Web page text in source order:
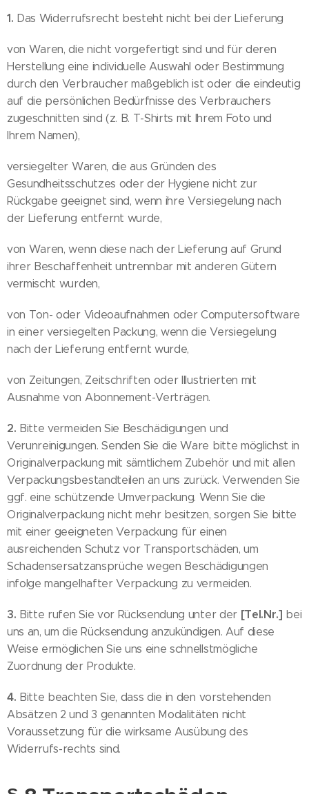
1. Das Widerrufsrecht besteht nicht bei der Lieferung
von Waren, die nicht vorgefertigt sind und für deren
Herstellung eine individuelle Auswahl oder Bestimmung
durch den Verbraucher maßgeblich ist oder die eindeutig
auf die persönlichen Bedürfnisse des Verbrauchers
zugeschnitten sind (z. B. T-Shirts mit Ihrem Foto und
Ihrem Namen),
versiegelter Waren, die aus Gründen des
Gesundheitsschutzes oder der Hygiene nicht zur
Rückgabe geeignet sind, wenn ihre Versiegelung nach
der Lieferung entfernt wurde,
von Waren, wenn diese nach der Lieferung auf Grund
ihrer Beschaffenheit untrennbar mit anderen Gütern
vermischt wurden,
von Ton- oder Videoaufnahmen oder Computersoftware
in einer versiegelten Packung, wenn die Versiegelung
nach der Lieferung entfernt wurde,
von Zeitungen, Zeitschriften oder Illustrierten mit
Ausnahme von Abonnement-Verträgen.
2. Bitte vermeiden Sie Beschädigungen und
Verunreinigungen. Senden Sie die Ware bitte möglichst in
Originalverpackung mit sämtlichem Zubehör und mit allen
Verpackungsbestandteilen an uns zurück. Verwenden Sie
ggf. eine schützende Umverpackung. Wenn Sie die
Originalverpackung nicht mehr besitzen, sorgen Sie bitte
mit einer geeigneten Verpackung für einen
ausreichenden Schutz vor Transportschäden, um
Schadensersatzansprüche wegen Beschädigungen
infolge mangelhafter Verpackung zu vermeiden.
3. Bitte rufen Sie vor Rücksendung unter der [Tel.Nr.] bei
uns an, um die Rücksendung anzukündigen. Auf diese
Weise ermöglichen Sie uns eine schnellstmögliche
Zuordnung der Produkte.
4. Bitte beachten Sie, dass die in den vorstehenden
Absätzen 2 und 3 genannten Modalitäten nicht
Voraussetzung für die wirksame Ausübung des
Widerrufs-rechts sind.